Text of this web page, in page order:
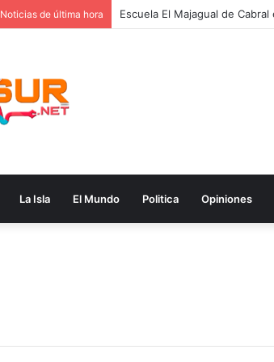
Noticias de última hora
La Isla El Mundo Politica Opiniones